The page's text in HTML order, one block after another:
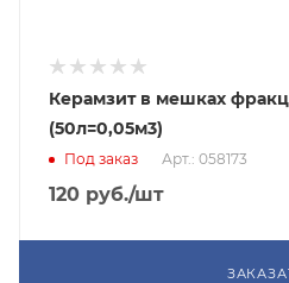
Керамзит в мешках
(50л=0,05м3)
Под заказ Арт.: 058173
120 руб./шт